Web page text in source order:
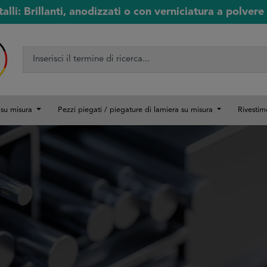
Brillanti, anodizzati o con verniciatura a
misura Pezzi piegati / piegature di lamiera su misura